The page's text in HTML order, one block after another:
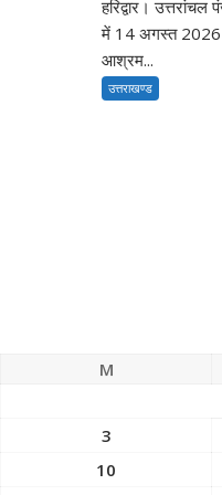
हरिद्वार। उत्तरांचल
में 14 अगस्त 2026
आश्रम...
उत्तराखण्ड
M
3
10